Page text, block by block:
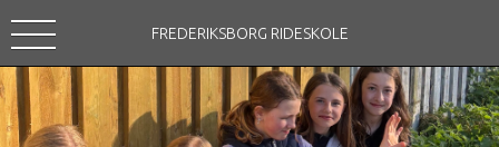
FREDERIKSBORG RIDESKOLE